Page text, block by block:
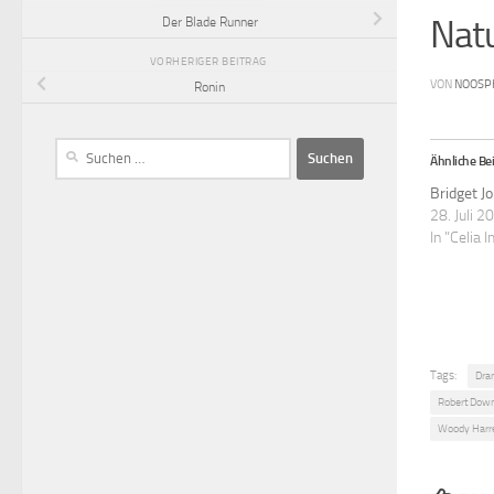
VON
Ähnliche
Bridget
28. Juli
In "Celia
Tags:
Robert
Woody
Der Blade Runner
VORHERIGER BEITRAG
Ronin